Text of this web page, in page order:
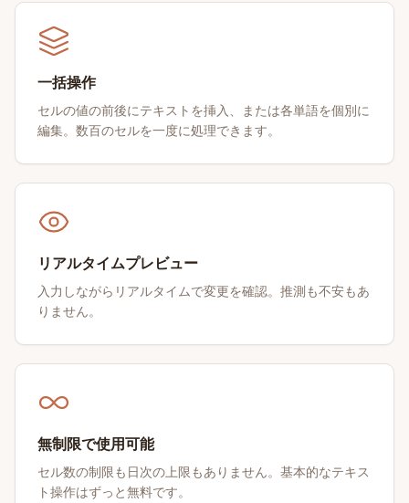
一括操作
セルの値の前後にテキストを挿入、または各単語を個別に
編集。数百のセルを一度に処理できます。
リアルタイムプレビュー
入力しながらリアルタイムで変更を確認。推測も不安もあ
りません。
無制限で使用可能
セル数の制限も日次の上限もありません。基本的なテキス
ト操作はずっと無料です。